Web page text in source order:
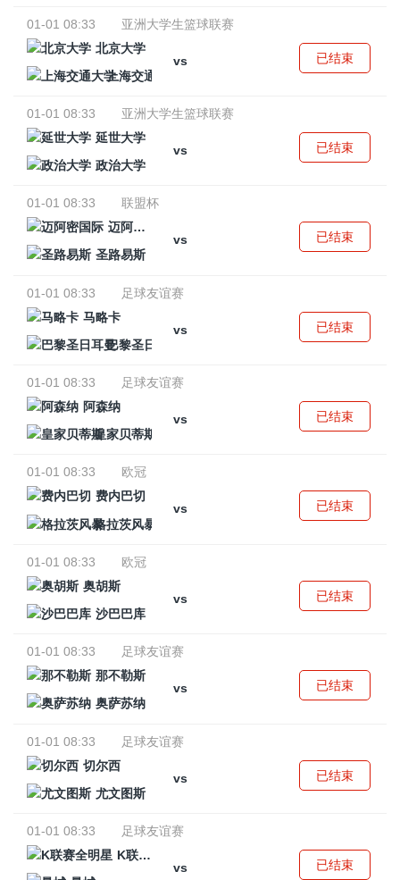
01-01 08:33
亚洲大学生篮球联赛
北京大学
vs
上海交通大学
已结束
01-01 08:33
亚洲大学生篮球联赛
延世大学
vs
政治大学
已结束
01-01 08:33
联盟杯
迈阿密国际
vs
圣路易斯
已结束
01-01 08:33
足球友谊赛
马略卡
vs
巴黎圣日耳曼
已结束
01-01 08:33
足球友谊赛
阿森纳
vs
皇家贝蒂斯
已结束
01-01 08:33
欧冠
费内巴切
vs
格拉茨风暴
已结束
01-01 08:33
欧冠
奥胡斯
vs
沙巴巴库
已结束
01-01 08:33
足球友谊赛
那不勒斯
vs
奥萨苏纳
已结束
01-01 08:33
足球友谊赛
切尔西
vs
尤文图斯
已结束
01-01 08:33
足球友谊赛
K联赛全明星
vs
已结束